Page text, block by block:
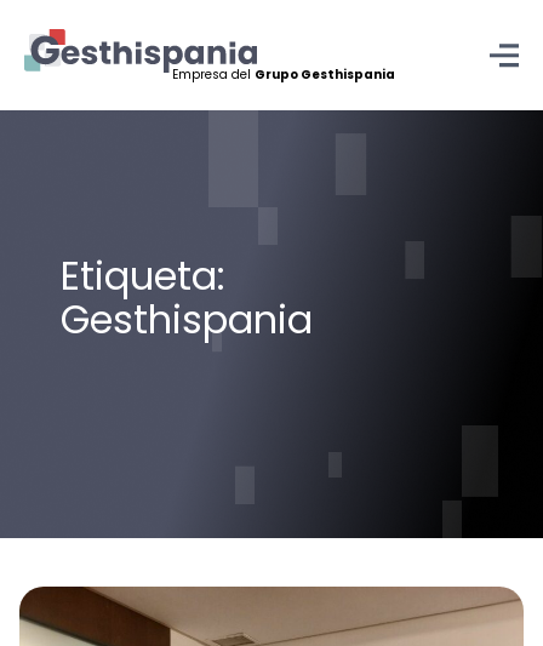
Empresa del Grupo Gesthispania
Etiqueta:
Gesthispania